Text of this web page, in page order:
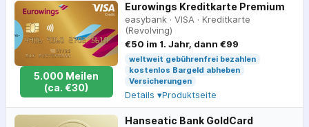
5.000 Meilen
(ca. €30)
Eurowings Kreditkarte Premium
easybank · VISA · Kreditkarte
(Revolving)
€50 im 1. Jahr, dann €99
weltweit gebührenfrei bezahlen
kostenlos Bargeld abheben
Versicherungen
Details ▾Produktseite
Hanseatic Bank GoldCard